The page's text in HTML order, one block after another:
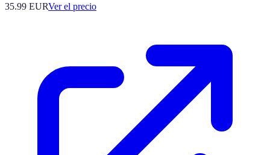
35.99 EURVer el precio